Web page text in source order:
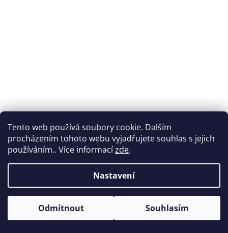
Tento web používá soubory cookie. Dalším
procházením tohoto webu vyjadřujete souhlas s jejich
používáním.. Více informacízde.
Nastavení
Odmítnout Souhlasím
Vytvořil Shoptet
Copyright 2026Nabytek-vencl.cz . Všechna práva vyhrazena.